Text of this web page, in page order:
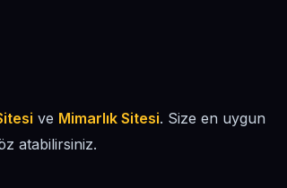
ve Mimarlık Sitesi. Size en uygun
atabilirsiniz.